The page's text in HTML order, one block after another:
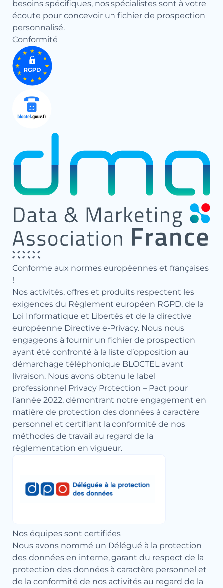
besoins spécifiques, nos spécialistes sont à votre
écoute pour concevoir un fichier de prospection
personnalisé.
Conformité
Conforme aux normes européennes et françaises
!
Nos activités, offres et produits respectent les
exigences du Règlement européen RGPD, de la
Loi Informatique et Libertés et de la directive
européenne Directive e-Privacy. Nous nous
engageons à fournir un fichier de prospection
ayant été confronté à la liste d’opposition au
démarchage téléphonique BLOCTEL avant
livraison. Nous avons obtenu le label
professionnel Privacy Protection – Pact pour
l’année 2022, démontrant notre engagement en
matière de protection des données à caractère
personnel et certifiant la conformité de nos
méthodes de travail au regard de la
règlementation en vigueur.
Nos équipes sont certifiées
Nous avons nommé un Délégué à la protection
des données en interne, garant du respect de la
protection des données à caractère personnel et
de la conformité de nos activités au regard de la